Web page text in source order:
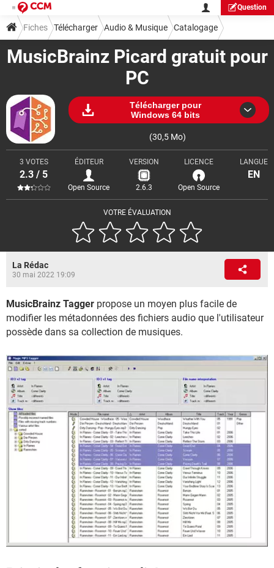
Question
MusicBrainz Picard gratuit pour
PC
Télécharger pour
Windows 64 bits
(30,5 Mo)
VOTRE ÉVALUATION
3 VOTES
2.3 / 5
ÉDITEUR
Open Source
VERSION
2.6.3
LICENCE
Open Source
LANGUE
EN
Fiches Télécharger Audio & Musique Catalogage
La Rédac
30 mai 2022 19:09
MusicBrainz Tagger propose un moyen plus facile de
modifier les métadonnées des fichiers audio que l'utilisateur
possède dans sa collection de musiques.